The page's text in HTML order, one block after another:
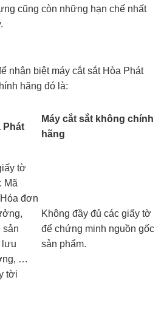
cũng còn những hạn chế nhất
nhận biệt máy cắt sắt Hòa Phát
hãng đó là:
Phát
Máy cắt sắt không chính
hãng
tờ
Mã
đơn
sản
lưu
…
tời
Không đầy đủ các giấy tờ
để chứng minh nguồn gốc
sản phẩm.